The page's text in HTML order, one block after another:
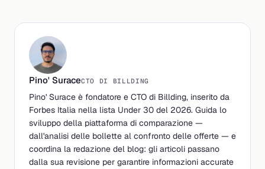
Pino' SuraceCTO DI BILLDING
Pino' Surace è fondatore e CTO di Billding, inserito da
Forbes Italia nella lista Under 30 del 2026. Guida lo
sviluppo della piattaforma di comparazione —
dall'analisi delle bollette al confronto delle offerte — e
coordina la redazione del blog: gli articoli passano
dalla sua revisione per garantire informazioni accurate